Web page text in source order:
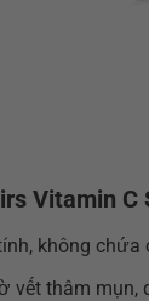
Vitamin C
không chứa
vết thâm